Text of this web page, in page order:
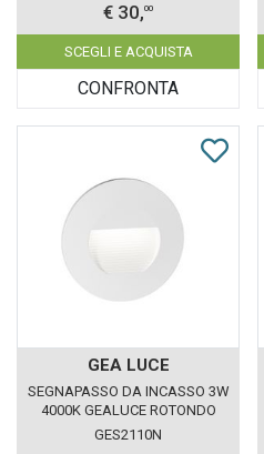
€ 30,00
SCEGLI E ACQUISTA
CONFRONTA
GEA LUCE
SEGNAPASSO DA INCASSO 3W
4000K GEALUCE ROTONDO
BIANCO IP65
GES2110N